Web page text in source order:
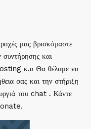
μας βρισκόμαστε
και
κ.α Θα θέλαμε να
σας και την στήριξη
του chat . Κάντε